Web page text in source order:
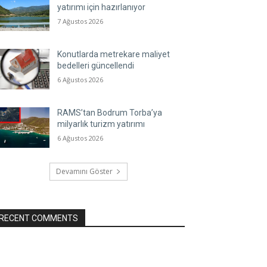
yatırımı için hazırlanıyor
7 Ağustos 2026
Konutlarda metrekare maliyet
bedelleri güncellendi
6 Ağustos 2026
RAMS’tan Bodrum Torba’ya
milyarlık turizm yatırımı
6 Ağustos 2026
Devamını Göster
COMMENTS